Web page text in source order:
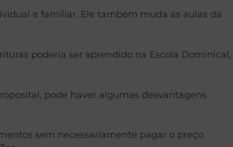
e familiar. Ele também muda as aulas da
poderia ser aprendido na Escola Dominical,
pode haver algumas desvantagens
sem necessariamente pagar o preço